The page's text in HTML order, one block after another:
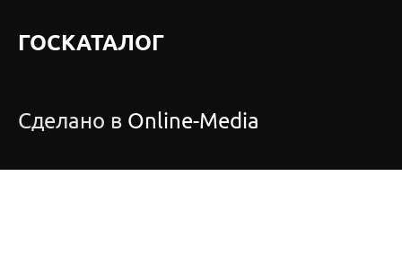
ГОСКАТАЛОГ
Сделано в Online-Media